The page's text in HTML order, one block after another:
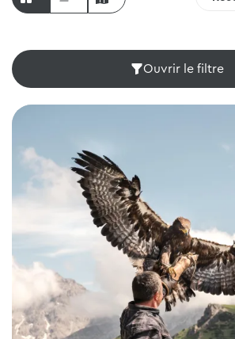
Ouvrir le filtre